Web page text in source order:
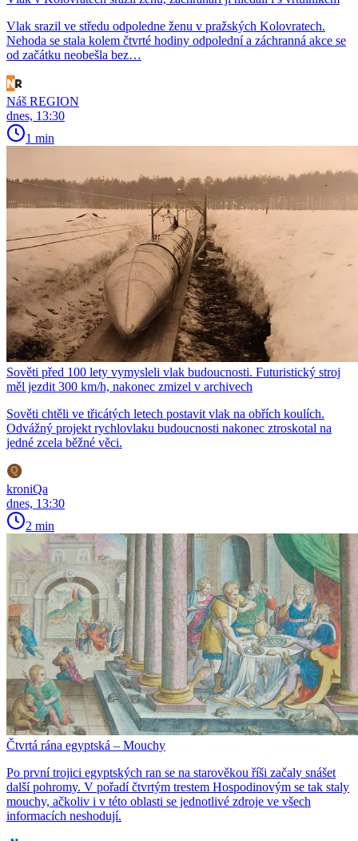
Vlak srazil ve středu odpoledne ženu v pražských Kolovratech.
Nehoda se stala kolem čtvrté hodiny odpolední a záchranná akce se
od začátku neobešla bez…
Náš REGION
dnes, 13:30
1 min
Sověti před 100 lety vymysleli vlak budoucnosti. Futuristický stroj
měl jezdit 300 km/h, nakonec zmizel v archivech
Sověti chtěli ve třicátých letech postavit vlak na obřích koulích.
Odvážný projekt rychlovlaku budoucnosti nakonec ztroskotal na
jedné zcela běžné věci.
kroniQa
dnes, 13:30
2 min
Čtvrtá rána egyptská – Mouchy
Po první trojici egyptských ran se na starověkou říši začaly snášet
další pohromy. V pořadí čtvrtým trestem Hospodinovým se tak staly
mouchy, ačkoliv i v této oblasti se jednotlivé zdroje ve všech
informacích neshodují.